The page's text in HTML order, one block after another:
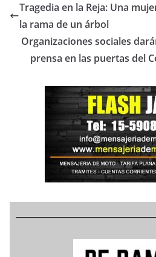
Tragedia en la Reja: Una
la rama de un árbol
Organizaciones sociales
prensa en las puertas del